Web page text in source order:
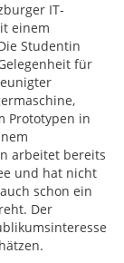
IT-
einem
Studentin
für
Prototypen in
arbeitet bereits
und hat nicht
schon ein
Der